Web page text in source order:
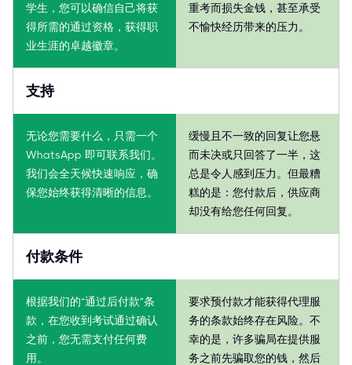
学生，您可以确信自己将获
得所需的通过资格，获得职
业生涯的卓越徽章。
重考而损失金钱，甚至承受
不愉快经历带来的压力。
支持
无论您需要什么，只需一个
WhatsApp 即可联系我们。
我们会全天候快速响应，确
保您始终获得清晰的信息。
缓慢且不一致的回复让您悬
而未决或只回答了一半，这
总是令人感到压力。但最糟
糕的是：您付款后，供应商
却没有给您任何回复。
付款条件
根据我们的“通过后付款”条
款，在您收到考试通过确认
之前，您无需支付任何费
用。
要求预付款才能获得代理服
务的条款始终存在风险。不
幸的是，许多骗局在提供服
务之前先骗取您的钱，然后